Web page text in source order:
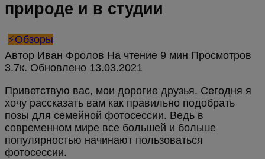
природе и в студии
⚡Обзоры
Автор Иван Фролов На чтение 9 мин Просмотров
3.7к. Обновлено
Приветствую вас, мои дорогие друзья. Сегодня я
хочу рассказать вам как правильно подобрать
позы для семейной фотосессии. Ведь в
современном мире все большей и больше
популярностью начинают пользоваться
фотосессии.